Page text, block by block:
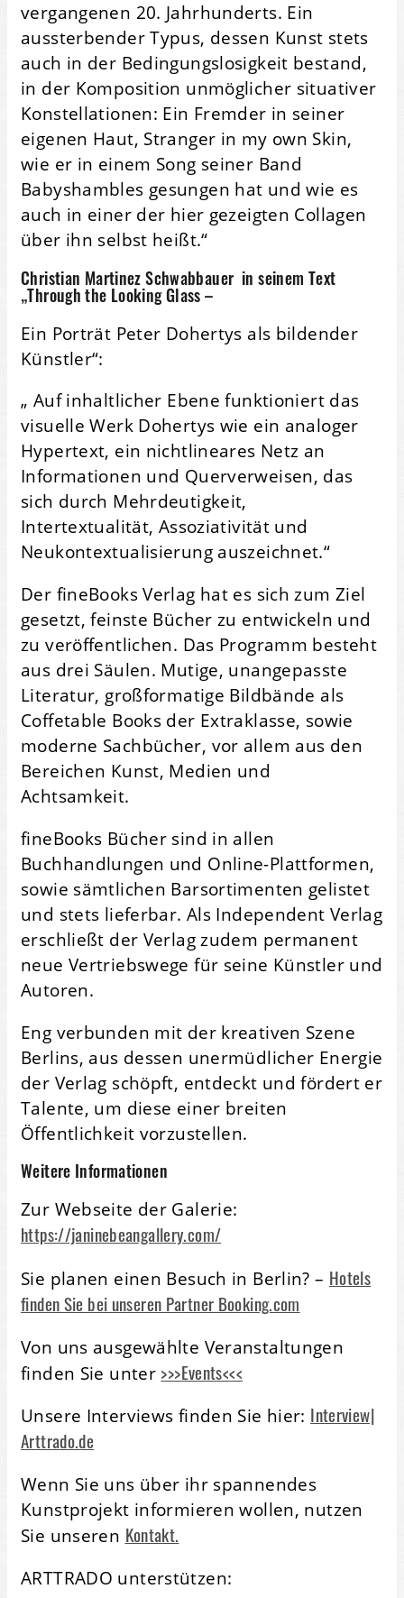
vergangenen 20. Jahrhunderts. Ein
aussterbender Typus, dessen Kunst stets
auch in der Bedingungslosigkeit bestand,
in der Komposition unmöglicher situativer
Konstellationen: Ein Fremder in seiner
eigenen Haut, Stranger in my own Skin,
wie er in einem Song seiner Band
Babyshambles gesungen hat und wie es
auch in einer der hier gezeigten Collagen
über ihn selbst heißt.“
Christian Martinez Schwabbauer in seinem Text
„Through the Looking Glass –
Ein Porträt Peter Dohertys als bildender
Künstler“:
„ Auf inhaltlicher Ebene funktioniert das
visuelle Werk Dohertys wie ein analoger
Hypertext, ein nichtlineares Netz an
Informationen und Querverweisen, das
sich durch Mehrdeutigkeit,
Intertextualität, Assoziativität und
Neukontextualisierung auszeichnet.“
Der fineBooks Verlag hat es sich zum Ziel
gesetzt, feinste Bücher zu entwickeln und
zu veröffentlichen. Das Programm besteht
aus drei Säulen. Mutige, unangepasste
Literatur, großformatige Bildbände als
Coffetable Books der Extraklasse, sowie
moderne Sachbücher, vor allem aus den
Bereichen Kunst, Medien und
Achtsamkeit.
fineBooks Bücher sind in allen
Buchhandlungen und Online-Plattformen,
sowie sämtlichen Barsortimenten gelistet
und stets lieferbar. Als Independent Verlag
erschließt der Verlag zudem permanent
neue Vertriebswege für seine Künstler und
Autoren.
Eng verbunden mit der kreativen Szene
Berlins, aus dessen unermüdlicher Energie
der Verlag schöpft, entdeckt und fördert er
Talente, um diese einer breiten
Öffentlichkeit vorzustellen.
Weitere Informationen
Zur Webseite der Galerie:
https://janinebeangallery.com/
Sie planen einen Besuch in Berlin? – Hotels
finden Sie bei unseren Partner Booking.com
Von uns ausgewählte Veranstaltungen
finden Sie unter >>>Events<<<
Unsere Interviews finden Sie hier: Interview|
Arttrado.de
Wenn Sie uns über ihr spannendes
Kunstprojekt informieren wollen, nutzen
Sie unseren Kontakt.
ARTTRADO unterstützen: